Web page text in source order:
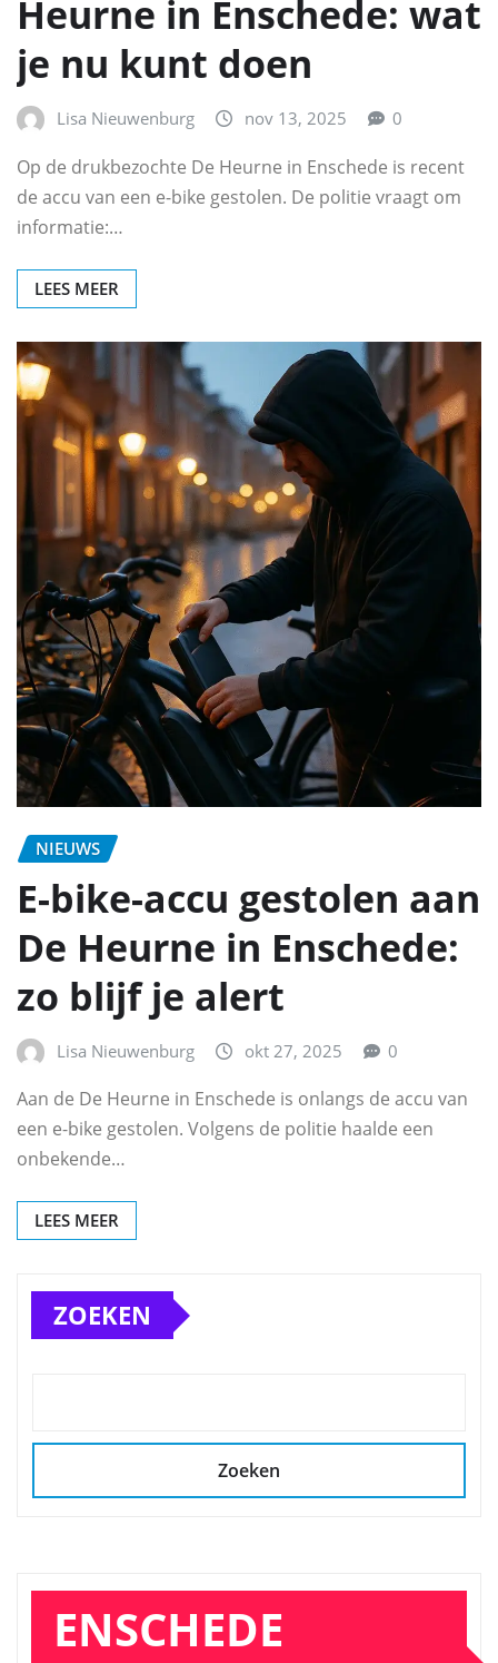
Heurne in Enschede: wat
je nu kunt doen
Lisa Nieuwenburg nov 13, 2025 0
Op de drukbezochte De Heurne in Enschede is recent
de accu van een e-bike gestolen. De politie vraagt om
informatie:…
LEES MEER
NIEUWS
E-bike-accu gestolen aan
De Heurne in Enschede:
zo blijf je alert
Lisa Nieuwenburg okt 27, 2025 0
Aan de De Heurne in Enschede is onlangs de accu van
een e-bike gestolen. Volgens de politie haalde een
onbekende…
LEES MEER
ZOEKEN
Zoeken
ENSCHEDE